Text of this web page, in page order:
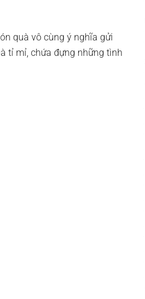
quà vô cùng ý nghĩa gửi
tỉ mỉ, chứa đựng những tình